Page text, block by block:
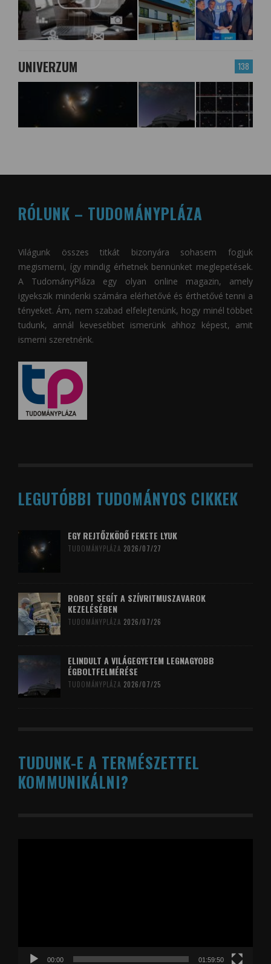
138
UNIVERZUM
RÓLUNK – TUDOMÁNYPLÁZA
Világunk összes titkát bizonyára sohasem fogjuk
megismerni, így mindig érhetnek bennünket meglepetések.
A TudományPláza egy olyan online magazin, amely
igyekszik mindenki számára elérhetővé és érthetővé tenni a
tényeket. Ám, nem szabad elfelejtenünk, hogy minél többet
tudunk, annál kevesebbet ismerünk ahhoz képest, amit
ismerni szeretnénk.
LEGUTÓBBI TUDOMÁNYOS CIKKEK
EGY REJTŐZKÖDŐ FEKETE LYUK
TUDOMÁNYPLÁZA 2026/07/27
ROBOT SEGÍT A SZÍVRITMUSZAVAROK
KEZELÉSÉBEN
TUDOMÁNYPLÁZA 2026/07/26
ELINDULT A VILÁGEGYETEM LEGNAGYOBB
ÉGBOLTFELMÉRÉSE
TUDOMÁNYPLÁZA 2026/07/25
TUDUNK-E A TERMÉSZETTEL
KOMMUNIKÁLNI?
00:00 01:59:50